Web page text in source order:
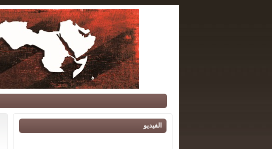
الفيديو